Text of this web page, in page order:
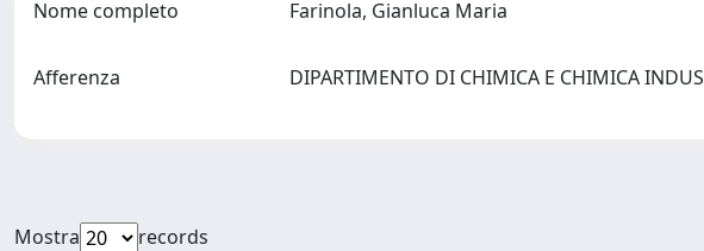
Nome completo Farinola, Gianluca Maria
Afferenza DIPARTIMENTO DI CHIMICA E CHIMICA
Mostra
records